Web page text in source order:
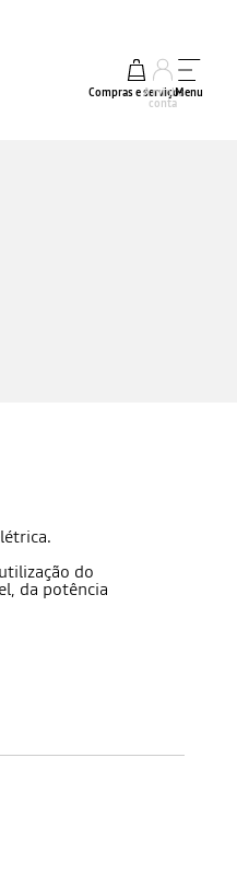
Compras e serviços
A minha
conta
Menu
do
da potência